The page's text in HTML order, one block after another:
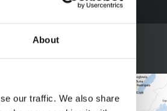
About
our traffic. We also share